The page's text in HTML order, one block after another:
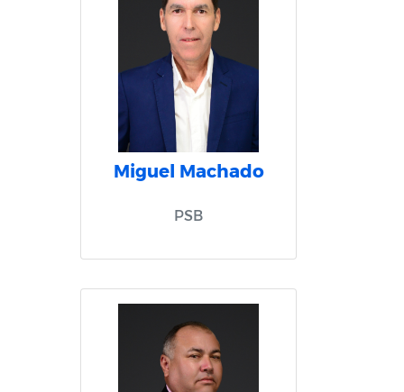
Miguel Machado
PSB